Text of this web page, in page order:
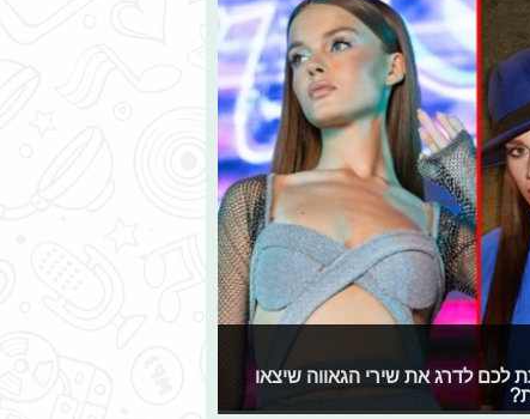
לכם לדרג את שירי הגאווה שיצאו